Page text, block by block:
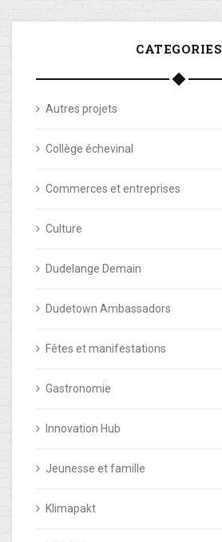
CATEGORIES
Autres projets
Collège échevinal
Commerces et entreprises
Culture
Dudelange Demain
Dudetown Ambassadors
Fêtes et manifestations
Gastronomie
Innovation Hub
Jeunesse et famille
Klimapakt